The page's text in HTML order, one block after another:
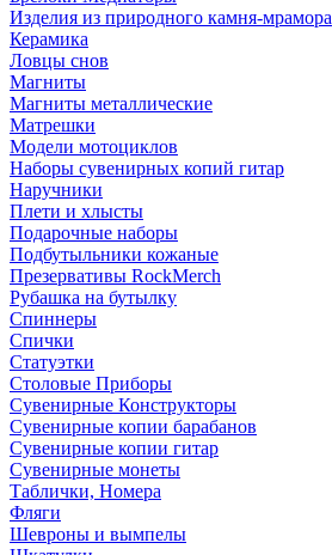
Изделия из природного камня-мрамора
Керамика
Ловцы снов
Магниты
Магниты металлические
Матрешки
Модели мотоциклов
Наборы сувенирных копий гитар
Наручники
Плети и хлысты
Подарочные наборы
Подбутыльники кожаные
Презервативы RockMerch
Рубашка на бутылку
Спиннеры
Спички
Статуэтки
Столовые Приборы
Сувенирные Конструкторы
Сувенирные копии барабанов
Сувенирные копии гитар
Сувенирные монеты
Таблички, Номера
Фляги
Шевроны и вымпелы